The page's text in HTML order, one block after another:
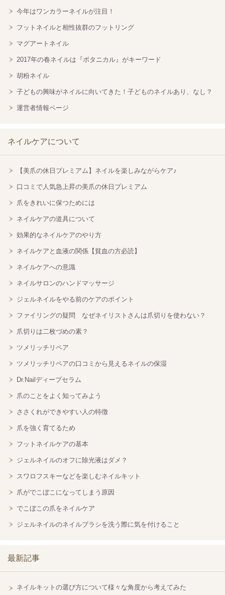
今年はワンカラーネイルが注目！
フットネイルと相性抜群のフットリング
マグアートネイル
2017年の春ネイルは『ボタニカル』がキーワード
胡粉ネイル
子どもの興味がネイルに向いてきた！子どものネイルあり、なし？
運営者情報ページ
ネイルケアについて
【美爪の休日プレミアム】ネイルを楽しみながらケア♪
口コミで人気急上昇の美爪の休日プレミアム
爪をきれいに保つためには
ネイルケアの道具について
効果的なネイルケアのやり方
ネイルケアと血液の関係【貧血の方必読】
ネイルケアへの意識
ネイルサロンのハンドマッサージ
ジェルネイルをやる前のケアのポイント
ファイリングの疑問 なぜネイリストさんは爪切りを使わない？
爪切りは二枚づめの素？
ツメリッチリペア
ツメリッチリペアの口コミから見えるネイルの保湿
Dr.Nailディープセラム
爪のことをよく知ってみよう
ささくれができやすい人の特徴
爪を強く育てるため
フットネイルケアの基本
ジェルネイルのオフに除光液はダメ？
スワロフスキーなどを楽しむネイルキット
爪がでこぼこになってしまう原因
でこぼこの爪をネイルケア
ジェルネイルのネイルブラシを洗う際に気を付けること
最新記事
ネイルキットの選び方について様々な角度から考えてみた